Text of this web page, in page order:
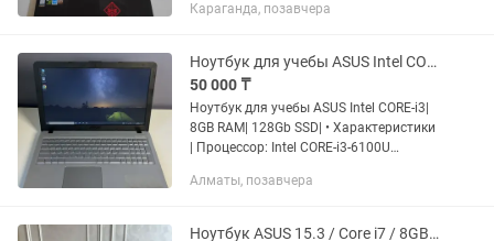
GTX 1060 Мощнее чем Gtx 1050 и 1650
Караганда, позавчера
Ноутбук для учебы ASUS Intel CORE-i3 8GB RAM 128Gb SSD
50 000 ₸
Ноутбук для учебы ASUS Intel CORE-i3|
8GB RAM| 128Gb SSD| • Характеристики
| Процессор: Intel CORE-i3-6100U
ГБ | Видеокарта: Intel HD Graphics 520 |
Алматы, позавчера
Ноутбук ASUS 15.3 / Core i7 / 8GB / HDD 750GB